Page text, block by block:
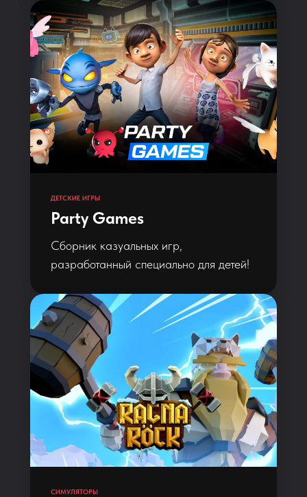
ДЕТСКИЕ ИГРЫ
Party Games
Сборник казуальных игр,
разработанный специально для детей!
СИМУЛЯТОРЫ